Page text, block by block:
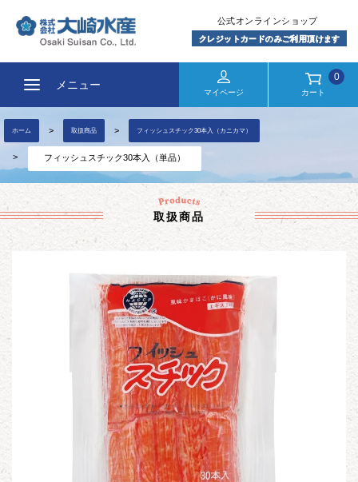
メニュー
マイページ カート
0
ホーム 取扱商品 フィッシュスチック30本入（カニカマ）
フィッシュスチック30本入（単品）
取扱商品